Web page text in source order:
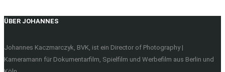
ÜBER JOHANNES
Johannes Kaczmarczyk, BVK, ist ein Director of Photography |
Kameramann für Dokumentarfilm, Spielfilm und Werbefilm aus Berlin und